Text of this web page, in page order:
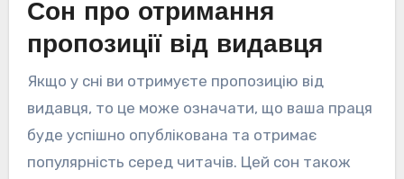
Сон про отримання
пропозиції від видавця
Якщо у сні ви отримуєте пропозицію від
видавця, то це може означати, що ваша праця
буде успішно опублікована та отримає
популярність серед читачів. Цей сон також